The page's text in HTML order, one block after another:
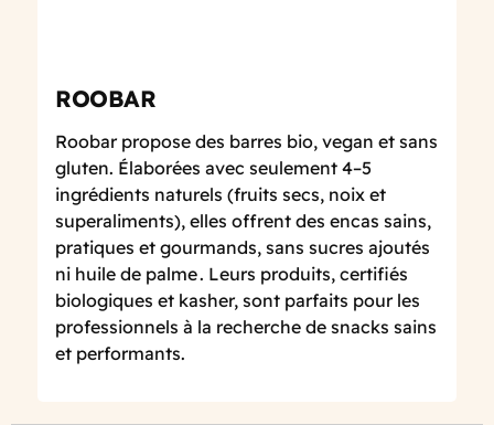
ROOBAR
Roobar propose des barres bio, vegan et sans
gluten. Élaborées avec seulement 4–5
ingrédients naturels (fruits secs, noix et
superaliments), elles offrent des encas sains,
pratiques et gourmands, sans sucres ajoutés
ni huile de palme . Leurs produits, certifiés
biologiques et kasher, sont parfaits pour les
professionnels à la recherche de snacks sains
et performants.